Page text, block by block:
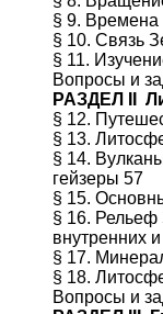
§ 9. Времена
§ 10. Связь
§ 11.
Вопросы и
РАЗДЕЛ II
§ 12.
§ 13.
§ 14.
гейзеры 57
§ 15.
§ 16. Рельеф
внутренних
§ 17.
§ 18.
Вопросы и